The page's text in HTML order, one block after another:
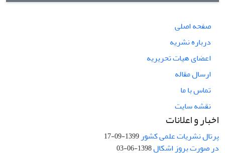
صفحه اصلی
درباره نشریه
اعضای هیات تحریریه
ارسال مقاله
تماس با ما
نقشه سایت
اخبار و اعلانات
پرتال نشریات علمی کشور1399-09-17
در صورت بروز اشکال1398-06-03